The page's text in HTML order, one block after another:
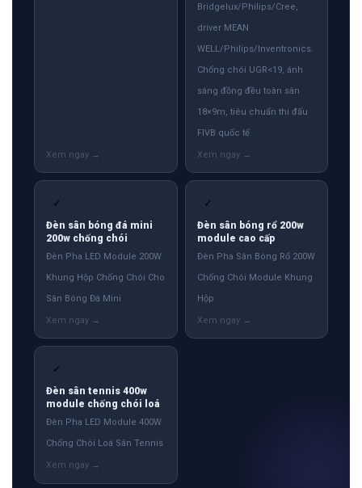
Bridgelux/Philips/Cree,
driver MEAN
WELL/Philips/Inventronics.
Chống chói UGR<19, ánh
sáng đồng đều toàn sân
18×9m, tiêu chuẩn thi đấu
FIVB quốc tế
✓
Đèn sân bóng đá mini
200w chống chói
Đèn Pha LED Module 200W
Khung Hộp Chống Chói Cho
Sân Bóng Đá Mini
✓
Đèn sân bóng rổ 200w
module cao cấp
Đèn Pha Sân Bóng Rổ 200W
Chống Chói Module Khung
Hộp
✓
Đèn sân tennis 400w
module chống chói loá
Đèn Pha LED Module 400W
Chống Chói Loá Sân Tennis